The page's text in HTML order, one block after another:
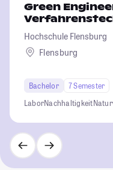
Green
Hochschule Flensburg
Flensburg
Bachelor
7 Semester
LaborNachhaltigkeit